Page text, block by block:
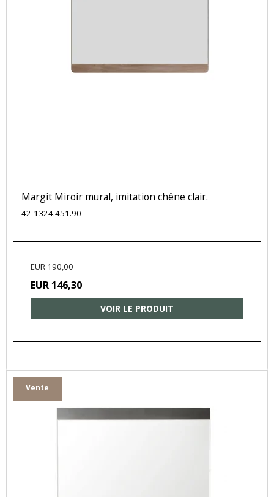
Margit Miroir mural, imitation chêne clair.
42-1324.451.90
EUR 190,00
EUR 146,30
VOIR LE PRODUIT
Vente